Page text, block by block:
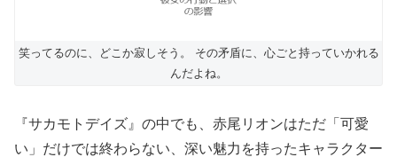
笑ってるのに、どこか寂しそう。 その矛盾に、心ごと持っていかれる
んだよね。
『サカモトデイズ』の中でも、赤尾リオンはただ「可愛
い」だけでは終わらない、深い魅力を持ったキャラクター